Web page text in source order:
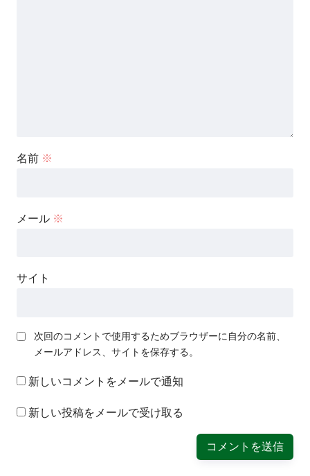
名前 ※
メール ※
サイト
次回のコメントで使用するためブラウザーに自分の名前、
メールアドレス、サイトを保存する。
新しいコメントをメールで通知
新しい投稿をメールで受け取る